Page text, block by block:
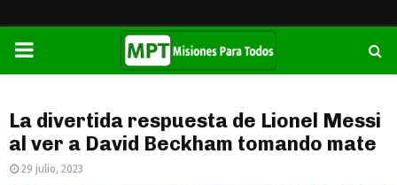
PRIMARY
La divertida respuesta de Lionel Messi
al ver a David Beckham tomando mate
29 julio, 2023